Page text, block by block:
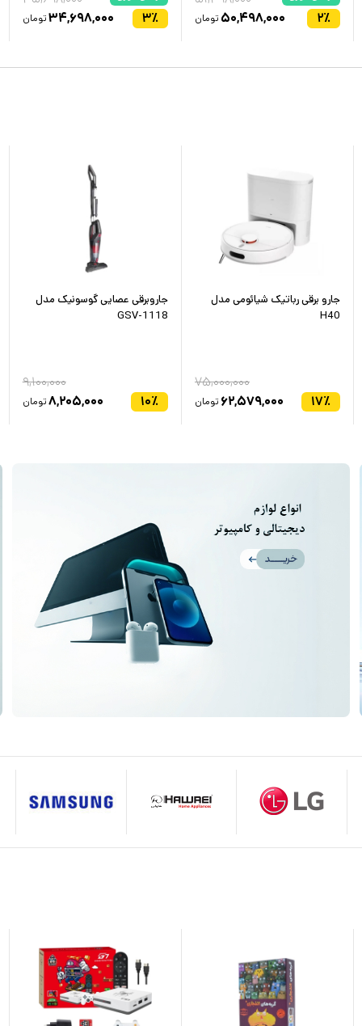
۲٪
۵۰,۴۹۸,۰۰۰ تومان ۳٪
۳۴,۶۹۸,۰۰۰تومان
جارو برقی رباتیک شیائومی مدل
H40
۱۷٪
۷۵,۰۰۰,۰۰۰
۶۲,۵۷۹,۰۰۰ تومان
جاروبرقی عصایی گوسونیک مدل
GSV-1118
۱۰٪
۹,۱۰۰,۰۰۰
۸,۲۰۵,۰۰۰تومان